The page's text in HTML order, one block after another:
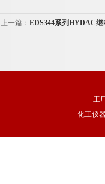
上一篇： EDS344系列HYDAC
工
化工仪